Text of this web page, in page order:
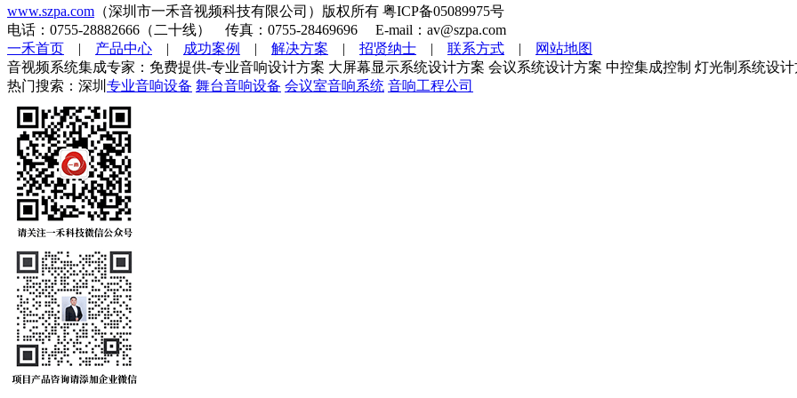
www.szpa.com （深圳市一禾音视频科技有限公司）版权所有 粤ICP备05089975号
电话：0755-28882666（二十线） 传真：0755-28469696 E-mail：av@szpa.com
一禾首页 | 产品中心 | 成功案例 | 解决方案 | 招贤纳士 | 联系方式 |
网站地图
音视频系统集成专家：免费提供-专业音响设计方案 大屏幕显示系统设计方案 会议系统设计方案 中控集成控制 灯光制系统设
热门搜索：深圳 专业音响设备 舞台音响设备 会议室音响系统 音响工程公司